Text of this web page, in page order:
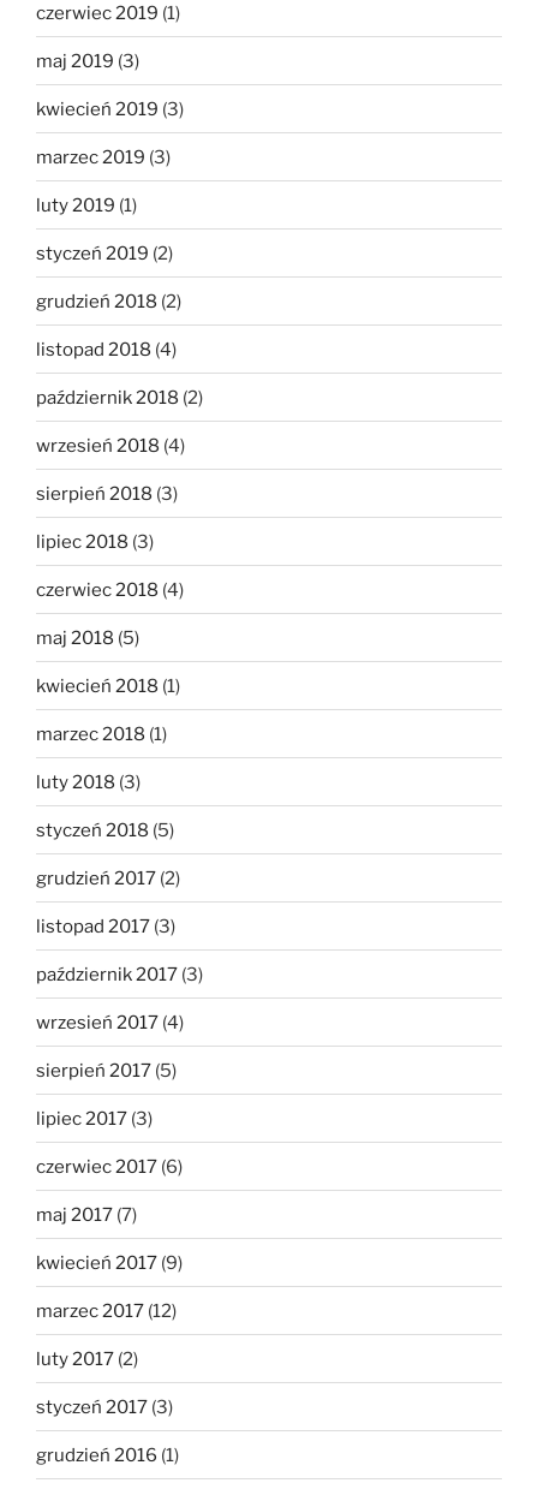
czerwiec 2019 (1)
maj 2019 (3)
kwiecień 2019 (3)
marzec 2019 (3)
luty 2019 (1)
styczeń 2019 (2)
grudzień 2018 (2)
listopad 2018 (4)
październik 2018 (2)
wrzesień 2018 (4)
sierpień 2018 (3)
lipiec 2018 (3)
czerwiec 2018 (4)
maj 2018 (5)
kwiecień 2018 (1)
marzec 2018 (1)
luty 2018 (3)
styczeń 2018 (5)
grudzień 2017 (2)
listopad 2017 (3)
październik 2017 (3)
wrzesień 2017 (4)
sierpień 2017 (5)
lipiec 2017 (3)
czerwiec 2017 (6)
maj 2017 (7)
kwiecień 2017 (9)
marzec 2017 (12)
luty 2017 (2)
styczeń 2017 (3)
grudzień 2016 (1)